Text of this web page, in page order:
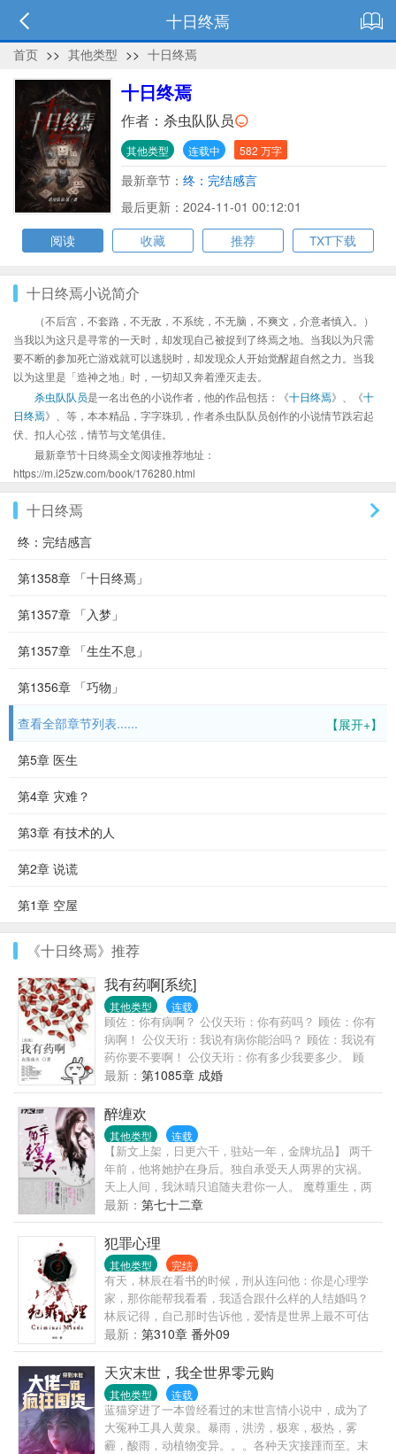
十日终焉
首页 >> 其他类型 >> 十日终焉
十日终焉
作者： 杀虫队队员
其他类型 连载中 582 万字
最新章节： 终：完结感言
最后更新：2024-11-01 00:12:01
阅读
收藏 推荐 TXT下载
十日终焉小说简介
（不后宫，不套路，不无敌，不系统，不无脑，不爽文，介意者慎入。）
当我以为这只是寻常的一天时，却发现自己被捉到了终焉之地。当我以为只需
要不断的参加死亡游戏就可以逃脱时，却发现众人开始觉醒超自然之力。当我
以为这里是「造神之地」时，一切却又奔着湮灭走去。
杀虫队队员是一名出色的小说作者，他的作品包括：《十日终焉》、《十
日终焉》、等，本本精品，字字珠玑，作者杀虫队队员创作的小说情节跌宕起
伏、扣人心弦，情节与文笔俱佳。
最新章节十日终焉全文阅读推荐地址：
https://m.i25zw.com/book/176280.html
十日终焉
终：完结感言
第1358章 「十日终焉」
第1357章 「入梦」
第1357章 「生生不息」
第1356章 「巧物」
【展开+】
查看全部章节列表......
第5章 医生
第4章 灾难？
第3章 有技术的人
第2章 说谎
第1章 空屋
《十日终焉》推荐
我有药啊[系统]
其他类型 连载
顾佐：你有病啊？ 公仪天珩：你有药吗？ 顾佐：你有
病啊！ 公仪天珩：我说有病你能治吗？ 顾佐：我说有
药你要不要啊！ 公仪天珩：你有多少我要多少。 顾
佐：你要多少我有多少。 公仪天珩：那就都拿来吧。
顾佐：…… 简单地说，胆小怕死的受穿越后一直想尽
办法要活下去，他有个金手指叫做炼药系统，可惜没
有药材，升级不能；大陆上超级世家的长子嫡孙智商
超群却修炼天赋太差，可惜炼药师太难培养，不能只
为他一人服务，但可以调动的药材大把。两个人一个
有病，一个有药，于是，有病的包养了有药的，大家
都好。 【注意事项】： ①大长篇，升级流； ②世界
观设定是弱肉强食； ③大家和平讨论别掐架啊，咱们
都是讲道理的人么么哒！
最新： 第1085章 成婚
醉缠欢
其他类型 连载
【新文上架，日更六千，驻站一年，金牌坑品】 两千
年前，他将她护在身后。独自承受天人两界的灾祸。
天上人间，我沐晴只追随夫君你一人。 魔尊重生，两
千年前的承诺，由她去守候。 再次相遇，他轻佻的挑
起了她的下巴：要你做我的夫人可好。 她清心寡欲，
只想要得到一人心，却被迫经历最惨绝人寰的争斗，
醒来之时，已是满目疮痍。 昔日缠绵欢爱，任时光老
去，只有她记得，曾经的承诺。
最新： 第七十二章
犯罪心理
其他类型 完结
有天，林辰在看书的时候，刑从连问他：你是心理学
家，那你能帮我看看，我适合跟什么样的人结婚吗？
林辰记得，自己那时告诉他，爱情是世界上最不可估
量的东西，就算是心理学家也无法预测，因为人与人
的相爱过程中充满了无数变量。刑从连又问，什么是
变量？林辰那时想，变量就是，我以为你只是个普通
的警察，最喜欢在大排档开一瓶啤酒吃小龙虾，却不
知道，你原来是……；又或者说，变量是，我不知道
我会爱上你，也不知道，你何时会爱上我。
最新： 第310章 番外09
天灾末世，我全世界零元购
其他类型 连载
蓝猫穿进了一本曾经看过的末世言情小说中，成为了
大冤种工具人黄泉。暴雨，洪涝，极寒，极热，雾
霾，酸雨，动植物变异。。。各种天灾接踵而至。末